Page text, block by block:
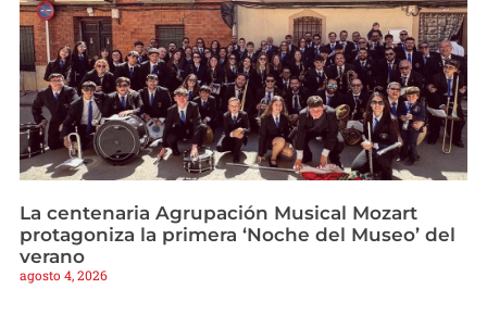
La centenaria Agrupación Musical Mozart
protagoniza la primera ‘Noche del Museo’ del
verano
agosto 4, 2026